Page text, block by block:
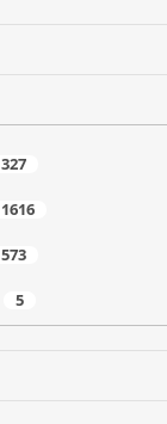
327
1616
573
5